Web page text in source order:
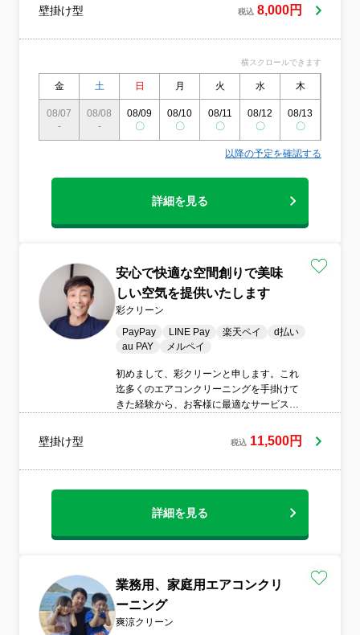
壁掛け型 税込 8,000円
横スクロールできます
金 土 日 月 火 水 木
08/07
-
08/08
-
08/09
〇
08/10
〇
08/11
〇
08/12
〇
08/13
〇
以降の予定を確認する
詳細を見る
安心で快適な空間創りで美味
しい空気を提供いたします
彩クリーン
PayPay
LINE Pay 楽天ペイ
d払い
au PAY
メルペイ
初めまして、彩クリーンと申します。これ
迄多くのエアコンクリーニングを手掛けて
きた経験から、お客様に最適なサービスを
最大限に引き出し、快適な空間創りを実現
させて頂きます。見える所だけ洗浄する激
格で提供させて頂いております。
壁掛け型 税込 11,500円
詳細を見る
業務用、家庭用エアコンクリ
ーニング
爽涼クリーン